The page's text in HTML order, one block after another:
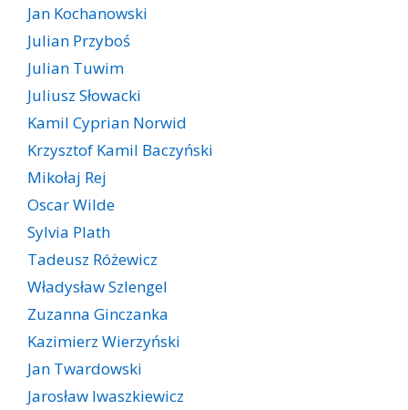
Jan Kochanowski
Julian Przyboś
Julian Tuwim
Juliusz Słowacki
Kamil Cyprian Norwid
Krzysztof Kamil Baczyński
Mikołaj Rej
Oscar Wilde
Sylvia Plath
Tadeusz Różewicz
Władysław Szlengel
Zuzanna Ginczanka
Kazimierz Wierzyński
Jan Twardowski
Jarosław Iwaszkiewicz